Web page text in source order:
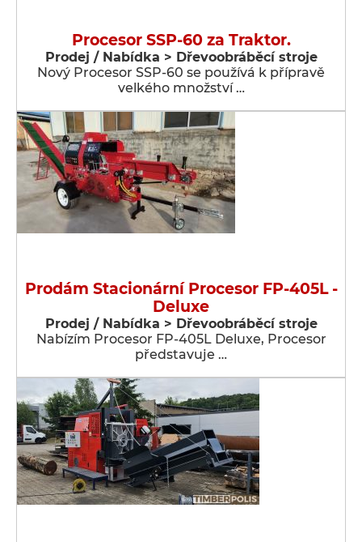
Procesor SSP-60 za Traktor.
Prodej / Nabídka > Dřevoobráběcí stroje
Nový Procesor SSP-60 se používá k přípravě
velkého množství …
Prodám Stacionární Procesor FP-405L -
Deluxe
Prodej / Nabídka > Dřevoobráběcí stroje
Nabízím Procesor FP-405L Deluxe, Procesor
představuje …